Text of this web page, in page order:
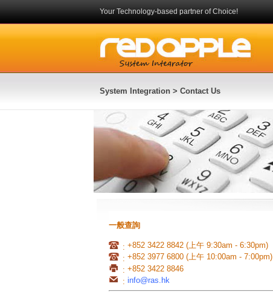
Your Technology-based partner of Choice!
System Integration > Contact Us
一般查詢
: +852 3422 8842 (上午 9:30am - 6:30pm)
: +852 3977 6800 (上午 10:00am - 7:00pm)
: +852 3422 8846
: info@ras.hk